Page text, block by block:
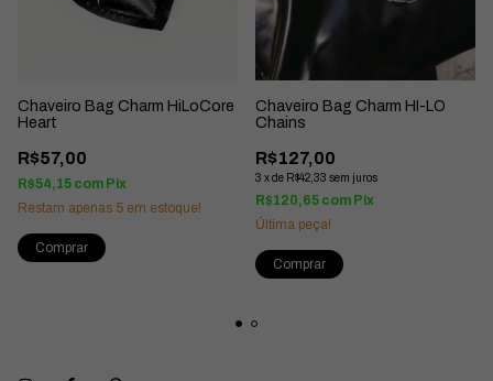
Chaveiro Bag Charm HiLoCore
Heart
R$57,00
R$54,15 com Pix
Restam apenas 5 em estoque!
Chaveiro Bag Charm HI-LO
Chains
R$127,00
3 xde R$42,33 sem juros
R$120,65 com Pix
Última peça!